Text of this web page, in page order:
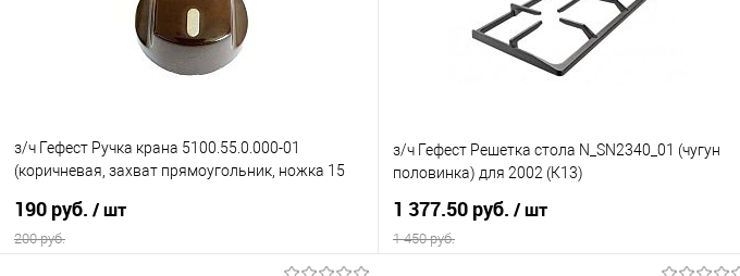
з/ч Гефест Ручка крана 5100.55.0.000-01
(коричневая, захват прямоугольник, ножка 15
190 руб. / шт
200 руб.
з/ч Гефест Решетка стола N_SN2340_01 (чугун
половинка) для 2002 (К13)
1 377.50 руб. / шт
1 450 руб.